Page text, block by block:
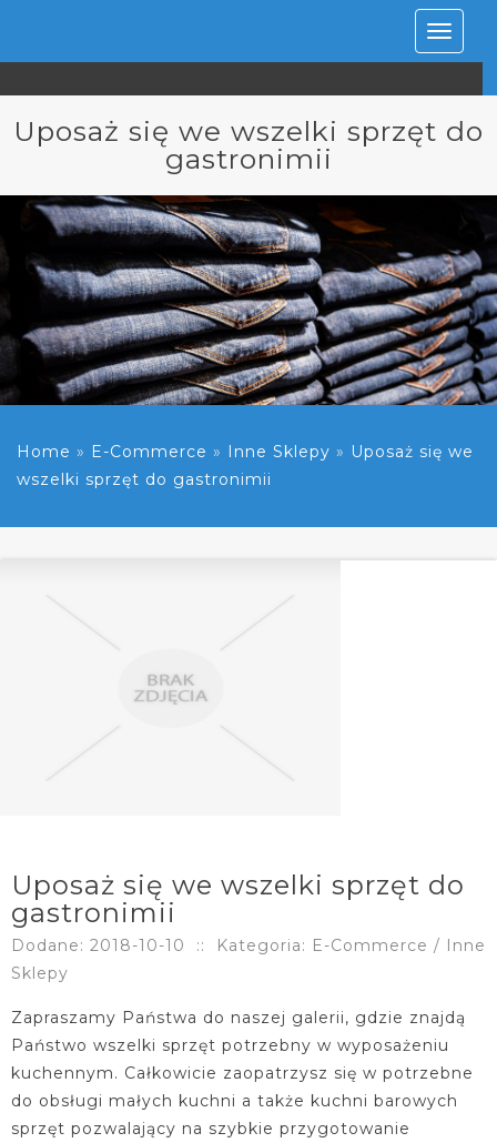
Rozwiń
Uposaż się we wszelki sprzęt do
gastronimii
Home » E-Commerce » Inne Sklepy » Uposaż się we
wszelki sprzęt do gastronimii
Uposaż się we wszelki sprzęt do
gastronimii
Dodane: 2018-10-10 ::
Kategoria: E-Commerce / Inne
Sklepy
Zapraszamy Państwa do naszej galerii, gdzie znajdą
Państwo wszelki sprzęt potrzebny w wyposażeniu
kuchennym. Całkowicie zaopatrzysz się w potrzebne
do obsługi małych kuchni a także kuchni barowych
sprzęt pozwalający na szybkie przygotowanie